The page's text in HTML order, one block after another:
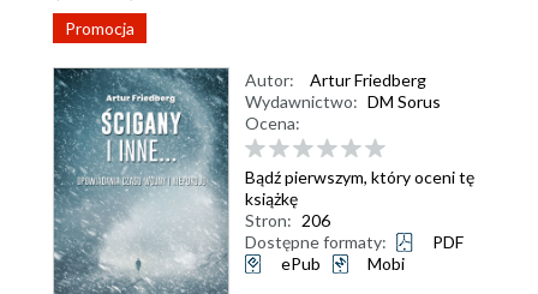
Promocja
Autor:
Artur Friedberg
Wydawnictwo: DM Sorus
Ocena:
Bądź pierwszym, który oceni tę
książkę
Stron: 206
Dostępne formaty:
PDF
ePub
Mobi